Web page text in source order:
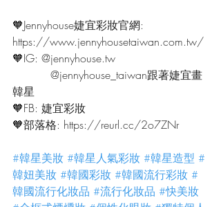
🧡Jennyhouse婕宜彩妝官網:
https://www.jennyhousetaiwan.com.tw/
🧡IG: @jennyhouse.tw
韓星
🧡FB: 婕宜彩妝
🧡部落格: https://reurl.cc/2o7ZNr
#韓星美妝 #韓星人氣彩妝 #韓星造型 #
韓妞美妝 #韓國彩妝 #韓國流行彩妝 #
韓國流行化妝品 #流行化妝品 #快美妝